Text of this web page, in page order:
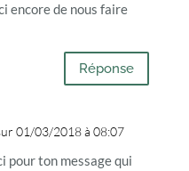
encore de nous faire
Réponse
01/03/2018 à 08:07
pour ton message qui